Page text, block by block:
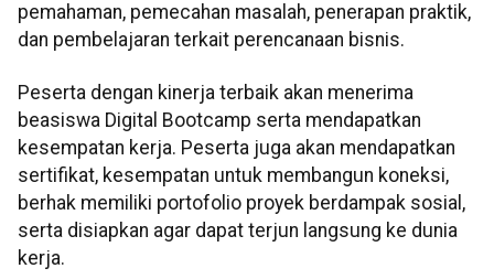
pemahaman, pemecahan masalah, penerapan praktik,
dan pembelajaran terkait perencanaan bisnis.
Peserta dengan kinerja terbaik akan menerima
beasiswa Digital Bootcamp serta mendapatkan
kesempatan kerja. Peserta juga akan mendapatkan
sertifikat, kesempatan untuk membangun koneksi,
berhak memiliki portofolio proyek berdampak sosial,
serta disiapkan agar dapat terjun langsung ke dunia
kerja.